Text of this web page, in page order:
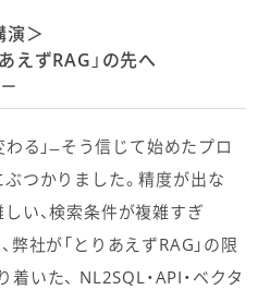
演＞
えずRAG」の先へ
わる」 ̶ そう信じて始めたプロ
つかりました。精度が出な
い、検索条件が複雑すぎ
社が「とりあえずRAG」の限
いた、 NL2SQL・API・ベクタ